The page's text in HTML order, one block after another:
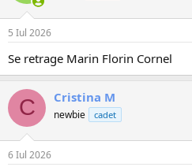
5 Iul 2026
Se retrage Marin Florin Cornel
C Cristina M
newbie cadet
6 Iul 2026